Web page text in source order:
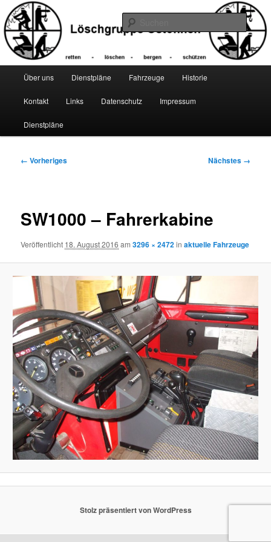
Zum
primären
Inhalt
springen
HauptmenüÜber uns Dienstpläne Fahrzeuge Historie
Kontakt Links Datenschutz Impressum
Dienstpläne
Bilder-
← Vorheriges Nächstes →
SW1000 – Fahrerkabine
Veröffentlicht 18. August 2016 am3296 × 2472inaktuelle Fahrzeuge
Stolz präsentiert von WordPress